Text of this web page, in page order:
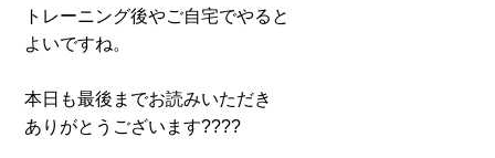
トレーニング後やご自宅でやると
よいですね。
本日も最後までお読みいただき
ありがとうございます????